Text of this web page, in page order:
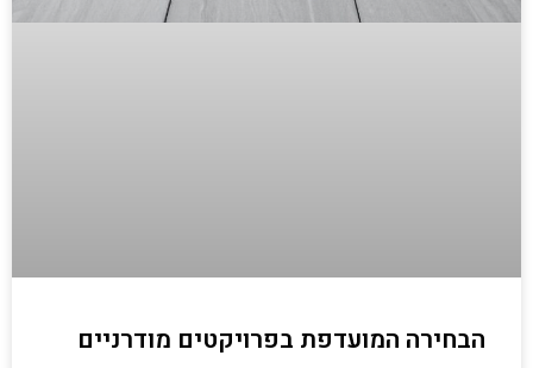
הבחירה המועדפת בפרויקטים מודרניים